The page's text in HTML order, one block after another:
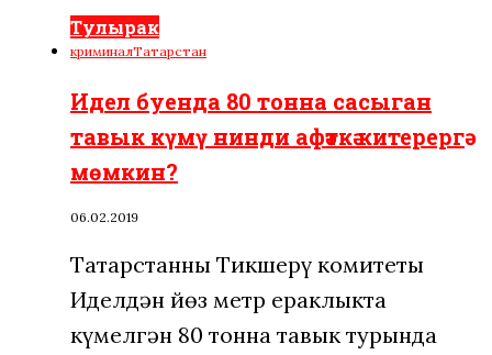
Тулырак
криминалТатарстан
Идел буенда 80 тонна сасыган
тавык күмү нинди афәткә китерергә
мөмкин?
06.02.2019
Татарстанның Тикшерү комитеты
Иделдән йөз метр ераклыкта
күмелгән 80 тонна тавык турында